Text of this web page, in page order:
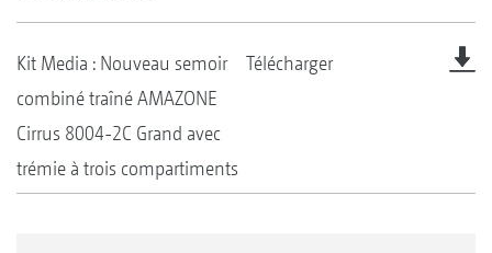
Kit Media : Nouveau semoir
combiné traîné AMAZONE
Cirrus 8004-2C Grand avec
trémie à trois compartiments
Télécharger